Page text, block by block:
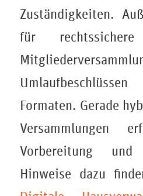
Zuständigkeiten.
für
Formaten. Gerade
Versammlungen
Vorbereitung und
Hinweise dazu